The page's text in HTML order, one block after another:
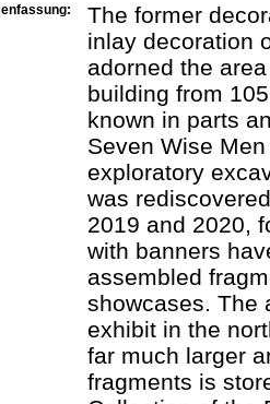
The former
inlay decoration
adorned the
building from
known in parts
Seven Wise
exploratory
was
2019 and 2020,
with banners
assembled
showcases. The
exhibit in the
far much larger
fragments is